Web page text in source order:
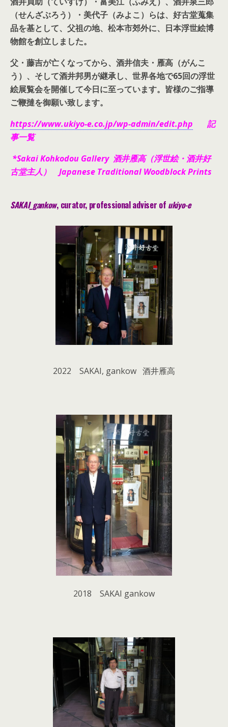
（せんざぶろう）・美代子（みよこ）らは、好古堂蒐集
品を基として、父祖の地、松本市郊外に、日本浮世絵博
物館を創立しました。
父・藤吉が亡くなってから、酒井信夫・雁高（がんこ
う）、そして酒井邦男が継承し、世界各地で65回の浮世
絵展覧会を開催して今日に至っています。皆様のご指導
ご鞭撻を御願い致します。
https://www.ukiyo-e.co.jp/wp-admin/edit.php 記
事一覧
*Sakai Kohkodou Gallery 酒井雁高（浮世絵・酒井好
古堂主人） Japanese Traditional Woodblock Prints
SAKAI_gankow, curator, professional adviser of ukiyo-e
2022 SAKAI, gankow 酒井雁高
2018 SAKAI gankow